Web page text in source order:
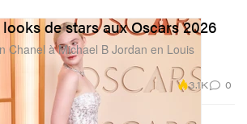
de stars aux Oscars 2026
Chanel à Michael B Jordan en Louis
3.1K 0